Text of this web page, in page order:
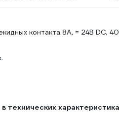
контакта 8А, = 24В DC,
технических